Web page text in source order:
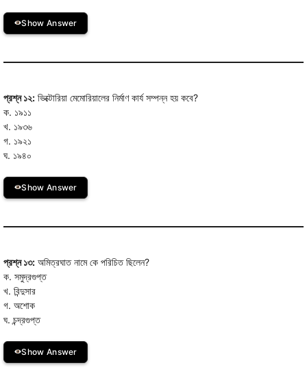
Show Answer
প্রশ্ন ১২: ভিক্টোরিয়া মেমোরিয়ালের নির্মাণ কার্য সম্পন্ন হয় কবে?
ক. ১৯১১
খ. ১৯৩৬
গ. ১৯২১
ঘ. ১৯৪০
Show Answer
প্রশ্ন ১৩: অমিত্রঘাত নামে কে পরিচিত ছিলেন?
ক. সমুদ্রগুপ্ত
খ. বিন্দুসার
গ. অশোক
ঘ. চন্দ্রগুপ্ত
Show Answer